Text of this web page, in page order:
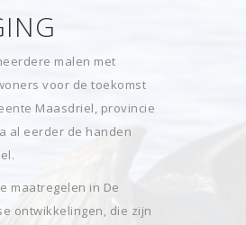
malen met
voor de toekomst
Maasdriel, provincie
al eerder de handen
maatregelen in De
ontwikkelingen, die zijn